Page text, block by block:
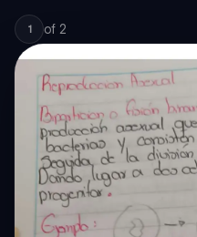
1 of 2